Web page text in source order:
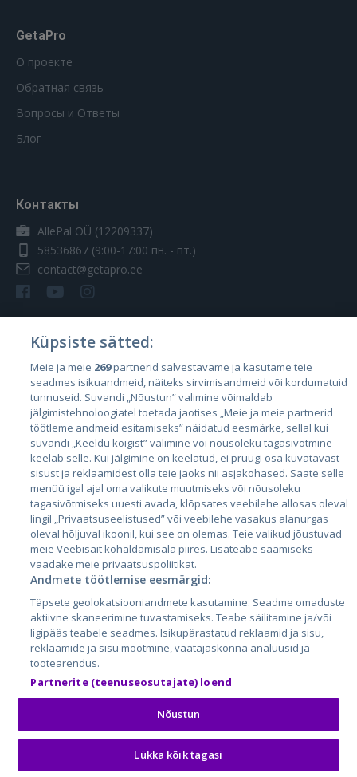
GetaPro
О проекте
Обратная связь
Вопросы и Ответы
Блог
Контакты
AllePal OÜ (12209337)
58536867 (9:00-17:00 пн. - пт.)
contact@getapro.ee
Страны
Эстония
Латвия
Литва
City24.lv
City24.ee
GetaPro.lv
GetaPro.ee
Skelbiu.lt
Autoplius.lt
Aruodas.lt
CVbankas.lt
Kainos.lt
Paslaugos.lt
auto24.ee
Osta.ee
KuldneBörs.ee
Küpsiste sätted:
Meie ja meie 269partnerid salvestavame ja kasutame teie
seadmes isikuandmeid, näiteks sirvimisandmeid või kordumatuid
tunnuseid. Suvandi „Nõustun” valimine võimaldab
jälgimistehnoloogiatel toetada jaotises „Meie ja meie partnerid
töötleme andmeid esitamiseks” näidatud eesmärke, sellal kui
suvandi „Keeldu kõigist” valimine või nõusoleku tagasivõtmine
keelab selle. Kui jälgimine on keelatud, ei pruugi osa kuvatavast
sisust ja reklaamidest olla teie jaoks nii asjakohased. Saate selle
menüü igal ajal oma valikute muutmiseks või nõusoleku
tagasivõtmiseks uuesti avada, klõpsates veebilehe allosas oleval
lingil „Privaatsuseelistused” või veebilehe vasakus alanurgas
oleval hõljuval ikoonil, kui see on olemas. Teie valikud jõustuvad
meie Veebisait kohaldamisala piires. Lisateabe saamiseks
vaadake meie privaatsuspoliitikat.
Andmete töötlemise eesmärgid:
Täpsete geolokatsiooniandmete kasutamine. Seadme omaduste
aktiivne skaneerimine tuvastamiseks. Teabe säilitamine ja/või
ligipääs teabele seadmes. Isikupärastatud reklaamid ja sisu,
reklaamide ja sisu mõõtmine, vaatajaskonna analüüsid ja
tootearendus.
Partnerite (teenuseosutajate) loend
Nõustun
Lükka kõik tagasi